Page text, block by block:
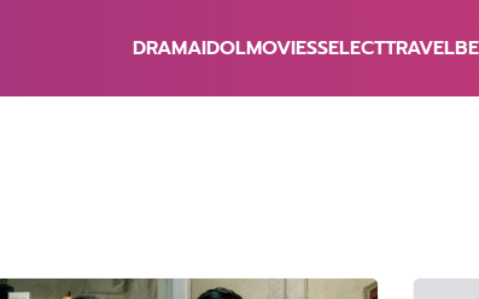
DRAMAIDOLMOVIESSELECTTRAVEL